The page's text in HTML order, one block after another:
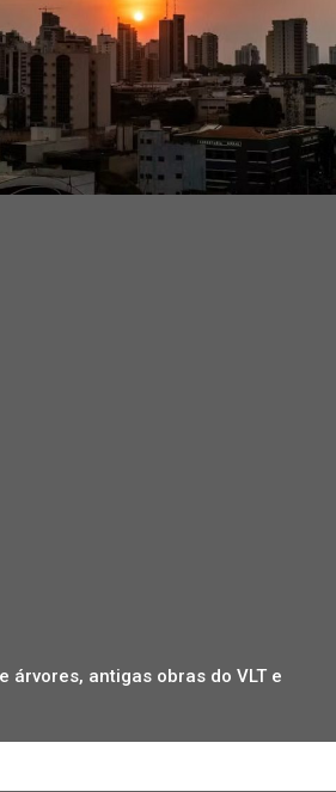
árvores, antigas obras do VLT e